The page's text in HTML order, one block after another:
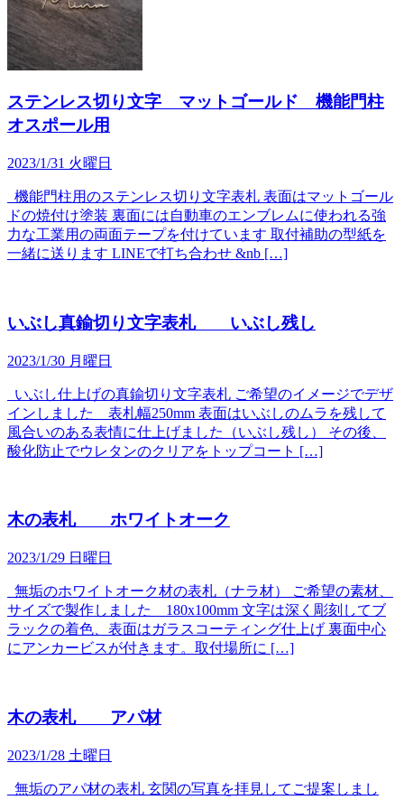
ステンレス切り文字 マットゴールド 機能門柱
オスポール用
2023/1/31 火曜日
機能門柱用のステンレス切り文字表札 表面はマットゴール
ドの焼付け塗装 裏面には自動車のエンブレムに使われる強
力な工業用の両面テープを付けています 取付補助の型紙を
一緒に送ります LINEで打ち合わせ &nb […]
いぶし真鍮切り文字表札 いぶし残し
2023/1/30 月曜日
いぶし仕上げの真鍮切り文字表札 ご希望のイメージでデザ
インしました 表札幅250mm 表面はいぶしのムラを残して
風合いのある表情に仕上げました（いぶし残し） その後、
酸化防止でウレタンのクリアをトップコート […]
木の表札 ホワイトオーク
2023/1/29 日曜日
無垢のホワイトオーク材の表札（ナラ材） ご希望の素材、
サイズで製作しました 180x100mm 文字は深く彫刻してブ
ラックの着色、表面はガラスコーティング仕上げ 裏面中心
にアンカービスが付きます。取付場所に […]
木の表札 アパ材
2023/1/28 土曜日
無垢のアパ材の表札 玄関の写真を拝見してご提案しまし